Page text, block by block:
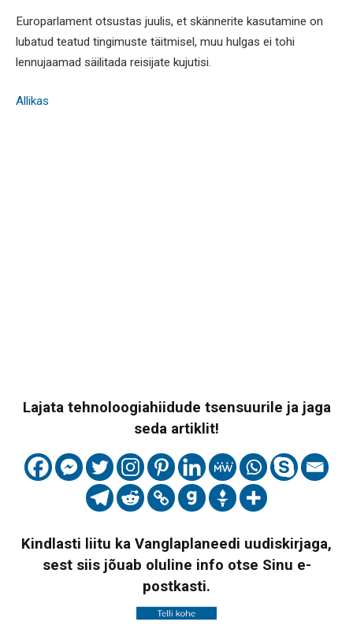
Europarlament otsustas juulis, et skännerite kasutamine on
lubatud teatud tingimuste täitmisel, muu hulgas ei tohi
lennujaamad säilitada reisijate kujutisi.
Allikas
Lajata tehnoloogiahiidude tsensuurile ja jaga
seda artiklit!
Kindlasti liitu ka Vanglaplaneedi uudiskirjaga,
sest siis jõuab oluline info otse Sinu e-
postkasti.